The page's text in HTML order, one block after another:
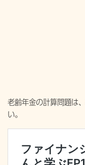
老齢年金の計算問題は
い。